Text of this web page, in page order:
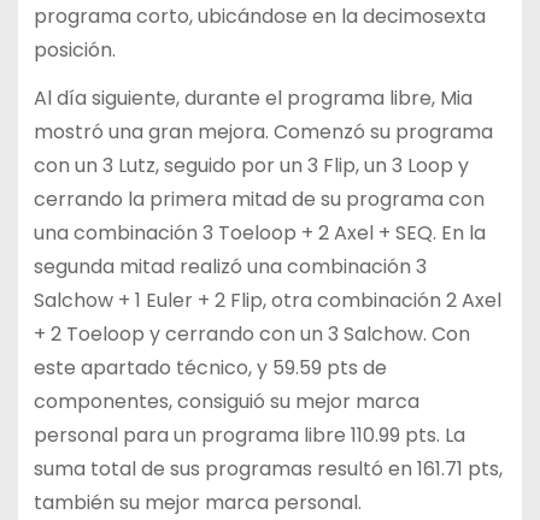
programa corto, ubicándose en la decimosexta
posición.
Al día siguiente, durante el programa libre, Mia
mostró una gran mejora. Comenzó su programa
con un 3 Lutz, seguido por un 3 Flip, un 3 Loop y
cerrando la primera mitad de su programa con
una combinación 3 Toeloop + 2 Axel + SEQ. En la
segunda mitad realizó una combinación 3
Salchow + 1 Euler + 2 Flip, otra combinación 2 Axel
+ 2 Toeloop y cerrando con un 3 Salchow. Con
este apartado técnico, y 59.59 pts de
componentes, consiguió su mejor marca
personal para un programa libre 110.99 pts. La
suma total de sus programas resultó en 161.71 pts,
también su mejor marca personal.